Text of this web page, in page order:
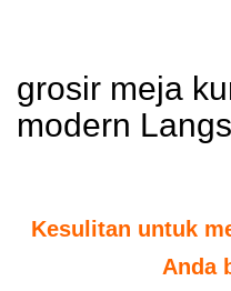
grosir meja
modern
Kesulitan untuk
Anda